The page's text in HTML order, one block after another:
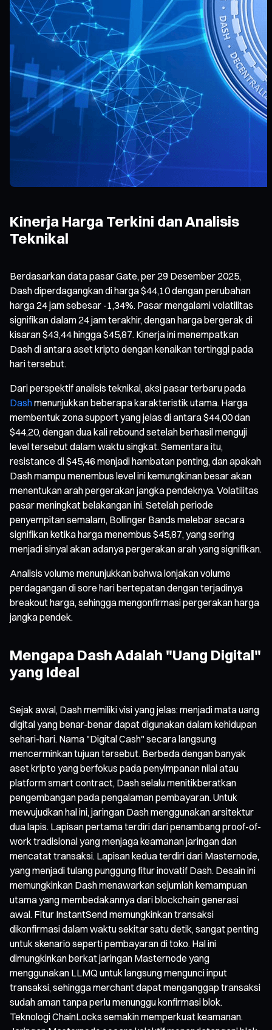
Kinerja Harga Terkini dan Analisis
Teknikal
Berdasarkan data pasar Gate, per 29 Desember 2025,
Dash diperdagangkan di harga $44,10 dengan perubahan
harga 24 jam sebesar -1,34%. Pasar mengalami volatilitas
signifikan dalam 24 jam terakhir, dengan harga bergerak di
kisaran $43,44 hingga $45,87. Kinerja ini menempatkan
Dash di antara aset kripto dengan kenaikan tertinggi pada
hari tersebut.
Dari perspektif analisis teknikal, aksi pasar terbaru pada
Dashmenunjukkan beberapa karakteristik utama. Harga
membentuk zona support yang jelas di antara $44,00 dan
$44,20, dengan dua kali rebound setelah berhasil menguji
level tersebut dalam waktu singkat. Sementara itu,
resistance di $45,46 menjadi hambatan penting, dan apakah
Dash mampu menembus level ini kemungkinan besar akan
menentukan arah pergerakan jangka pendeknya. Volatilitas
pasar meningkat belakangan ini. Setelah periode
penyempitan semalam, Bollinger Bands melebar secara
signifikan ketika harga menembus $45,87, yang sering
menjadi sinyal akan adanya pergerakan arah yang signifikan.
Analisis volume menunjukkan bahwa lonjakan volume
perdagangan di sore hari bertepatan dengan terjadinya
breakout harga, sehingga mengonfirmasi pergerakan harga
jangka pendek.
Mengapa Dash Adalah "Uang Digital"
yang Ideal
Sejak awal, Dash memiliki visi yang jelas: menjadi mata uang
digital yang benar-benar dapat digunakan dalam kehidupan
sehari-hari. Nama "Digital Cash" secara langsung
mencerminkan tujuan tersebut. Berbeda dengan banyak
aset kripto yang berfokus pada penyimpanan nilai atau
platform smart contract, Dash selalu menitikberatkan
pengembangan pada pengalaman pembayaran. Untuk
mewujudkan hal ini, jaringan Dash menggunakan arsitektur
dua lapis. Lapisan pertama terdiri dari penambang proof-of-
work tradisional yang menjaga keamanan jaringan dan
mencatat transaksi. Lapisan kedua terdiri dari Masternode,
yang menjadi tulang punggung fitur inovatif Dash. Desain ini
memungkinkan Dash menawarkan sejumlah kemampuan
utama yang membedakannya dari blockchain generasi
awal. Fitur InstantSend memungkinkan transaksi
dikonfirmasi dalam waktu sekitar satu detik, sangat penting
untuk skenario seperti pembayaran di toko. Hal ini
dimungkinkan berkat jaringan Masternode yang
menggunakan LLMQ untuk langsung mengunci input
transaksi, sehingga merchant dapat menganggap transaksi
sudah aman tanpa perlu menunggu konfirmasi blok.
Teknologi ChainLocks semakin memperkuat keamanan.